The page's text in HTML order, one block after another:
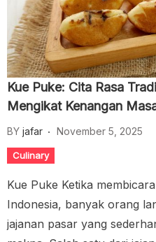
Kue Puke: Cita Rasa
Mengikat Kenangan
BY jafar November 5, 2025
Culinary
Kue Puke Ketika
Indonesia, banyak orang
jajanan pasar yang